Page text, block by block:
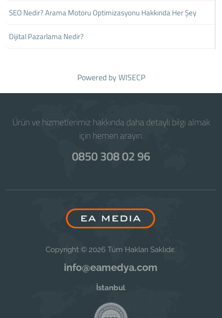
SEO Nedir? Arama Motoru Optimizasyonu Hakkında Her Şey
Dijital Pazarlama Nedir?
Powered byWISECP
Ürün ve hizmetlerimiz hakkında daha detaylı bilgi almak
için hemen arayın.
0850 308 02 96
Copyright © 2026 Tüm Hakları Saklıdır.
info@eamedya.com
İstanbul